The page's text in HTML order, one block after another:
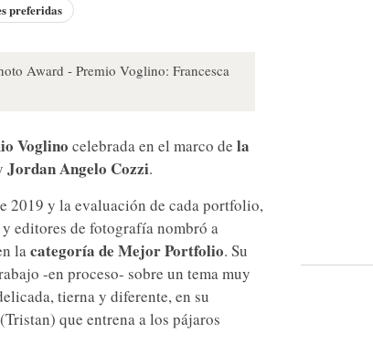
preferidas
Award - Premio Voglino: Francesca
Voglino celebrada en el marco de la
Jordan Angelo Cozzi.
2019 y la evaluación de cada portfolio,
editores de fotografía nombró a
lacategoría de Mejor Portfolio. Su
-en proceso- sobre un tema muy
tierna y diferente, en su
que entrena a los pájaros